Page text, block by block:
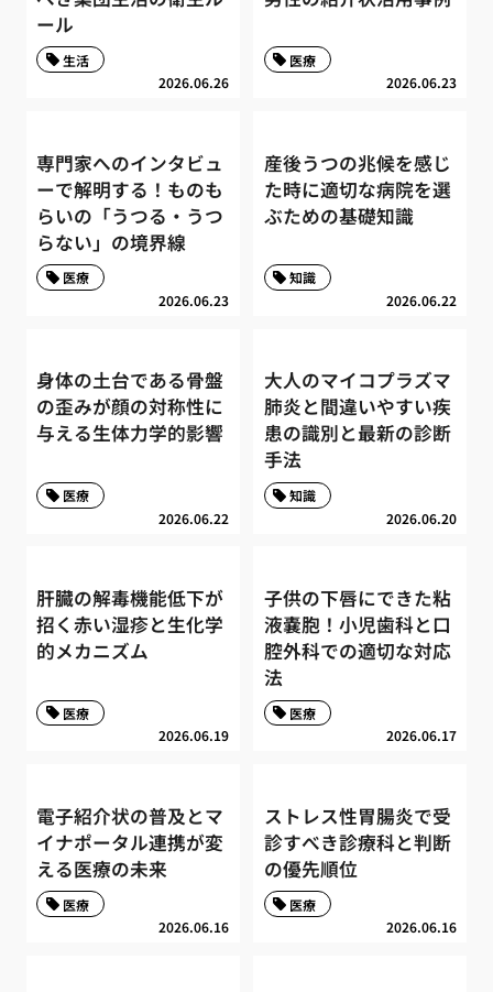
ール
2026.06.26
生活
2026.06.23
医療
専門家へのインタビュ
ーで解明する！ものも
らいの「うつる・うつ
らない」の境界線
2026.06.23
医療
産後うつの兆候を感じ
た時に適切な病院を選
ぶための基礎知識
2026.06.22
知識
身体の土台である骨盤
の歪みが顔の対称性に
与える生体力学的影響
2026.06.22
医療
大人のマイコプラズマ
肺炎と間違いやすい疾
患の識別と最新の診断
手法
2026.06.20
知識
肝臓の解毒機能低下が
招く赤い湿疹と生化学
的メカニズム
2026.06.19
医療
子供の下唇にできた粘
液嚢胞！小児歯科と口
腔外科での適切な対応
法
2026.06.17
医療
電子紹介状の普及とマ
イナポータル連携が変
える医療の未来
2026.06.16
医療
ストレス性胃腸炎で受
診すべき診療科と判断
の優先順位
2026.06.16
医療